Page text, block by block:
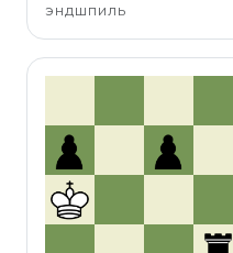
эндшпиль